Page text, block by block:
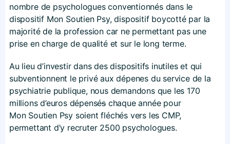
nombre de psychologues conventionnés dans le
dispositif Mon Soutien Psy, dispositif boycotté par la
majorité de la profession car ne permettant pas une
prise en charge de qualité et sur le long terme.
Au lieu d’investir dans des dispositifs inutiles et qui
subventionnent le privé aux dépenes du service de la
psychiatrie publique, nous demandons que les 170
millions d’euros dépensés chaque année pour
Mon Soutien Psy soient fléchés vers les CMP,
permettant d’y recruter 2500 psychologues.